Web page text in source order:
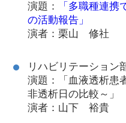
演題：
「多職種連
の活動報告」
演者：栗山 修社
リハビリテーション
演題：「血液透析患
非透析日の比較～」
演者：山下 裕貴